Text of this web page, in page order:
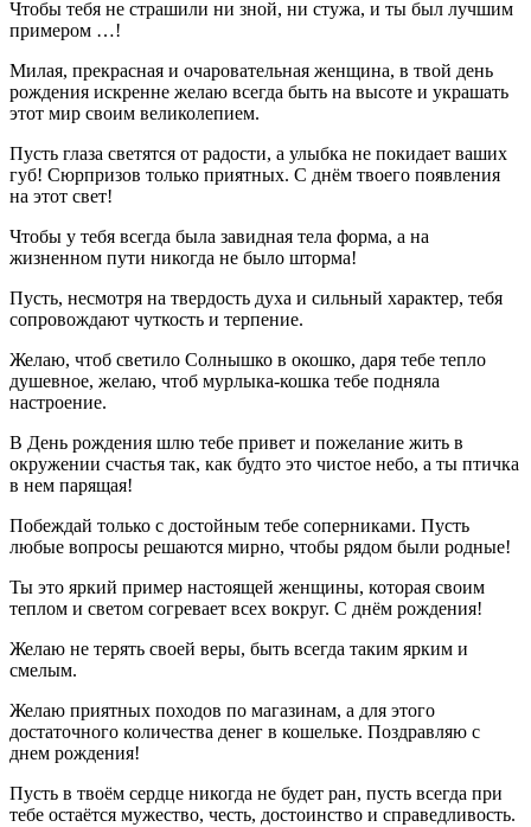
Чтобы тебя не страшили ни зной, ни стужа, и ты был лучшим
примером …!
Милая, прекрасная и очаровательная женщина, в твой день
рождения искренне желаю всегда быть на высоте и украшать
этот мир своим великолепием.
Пусть глаза светятся от радости, а улыбка не покидает ваших
губ! Сюрпризов только приятных. С днём твоего появления
на этот свет!
Чтобы у тебя всегда была завидная тела форма, а на
жизненном пути никогда не было шторма!
Пусть, несмотря на твердость духа и сильный характер, тебя
сопровождают чуткость и терпение.
Желаю, чтоб светило Солнышко в окошко, даря тебе тепло
душевное, желаю, чтоб мурлыка-кошка тебе подняла
настроение.
В День рождения шлю тебе привет и пожелание жить в
окружении счастья так, как будто это чистое небо, а ты птичка
в нем парящая!
Побеждай только с достойным тебе соперниками. Пусть
любые вопросы решаются мирно, чтобы рядом были родные!
Ты это яркий пример настоящей женщины, которая своим
теплом и светом согревает всех вокруг. С днём рождения!
Желаю не терять своей веры, быть всегда таким ярким и
смелым.
Желаю приятных походов по магазинам, а для этого
достаточного количества денег в кошельке. Поздравляю с
днем рождения!
Пусть в твоём сердце никогда не будет ран, пусть всегда при
тебе остаётся мужество, честь, достоинство и справедливость.